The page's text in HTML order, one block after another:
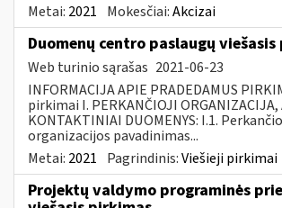
Metai: 2021 Mokesčiai:Akcizai
Duomenų centro paslaugų
Web turinio sąrašas 2021-06-23
INFORMACIJA APIE PRADEDAMUS
pirkimai I. PERKANČIOJI ORGANIZACIJA,
KONTAKTINIAI DUOMENYS: I.1.
organizacijos pavadinimas...
Metai: 2021 Pagrindinis:Viešieji pirkimai
Projektų valdymo programinės